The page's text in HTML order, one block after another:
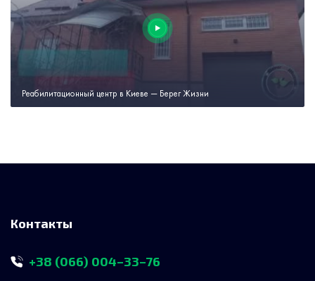
Реабилитационный центр в Киеве — Берег Жизни
Контакты
+38 (066) 004–33–76